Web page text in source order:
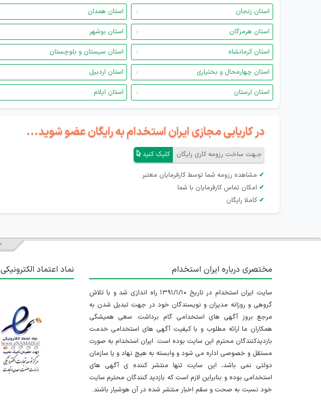
استان زنجان
استان همدان
استان هرمزگان
استان بوشهر
استان کرمانشاه
استان سیستان و بلوچستان
استان چهارمحال و بختیاری
استان اردبیل
استان لرستان
استان ایلام
در کاریابی مجازی ایران استخدام به رایگان عضو شوید...
جـهت ساخت رزومه کاری رایگان کلیک کنید
✔ مشاهده رزومه شما توسط کارفرمایان معتبر
✔ امکان تماس کارفرمایان با شما
✔ کاملا رایگان
مختصری درباره ایران استخدام
سایت ایران استخدام در تاریخ ۱۳۹۱/۱/۱۰ راه اندازی شد و با تلاش
گروهی و روزانه مدیران و نویسندگان خود در جهت تبدیل شدن به
مرجع بروز آگهی های استخدامی گام برداشت. سعی همیشگی
همکاران ما ارائه مطلوب و با کیفیت آگهی های استخدامی خدمت
بازدیدکنندگان محترم این سایت بوده است. ایران استخدام به صورت
مستقل و خصوصی اداره می شود و وابسته به هیچ نهاد و یا سازمان
دولتی نمی باشد، این سایت تنها منتشر کننده ی آگهی های
استخدامی بوده و بنابراین لازم است که بازدید کنندگان محترم سایت
خود نسبت به صحت و سقم اخبار منتشر شده در آن هوشیار باشند.
نماد اعتماد الکترونیکی